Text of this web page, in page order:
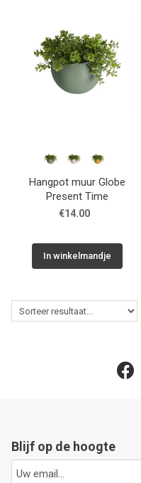
Hangpot muur Globe
Present Time
€14.00
In winkelmandje
Blijf op de hoogte